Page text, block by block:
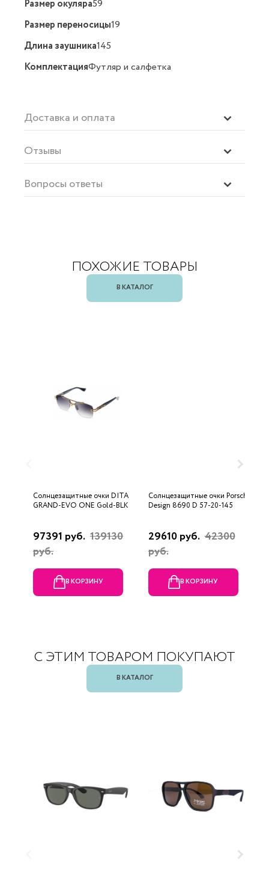
Размер окуляра59
Размер переносицы19
Длина заушника145
КомплектацияФутляр и салфетка
Доставка и оплата
Отзывы
Вопросы ответы
ПОХОЖИЕ ТОВАРЫ
В КАТАЛОГ
Солнцезащитные очки DITA
GRAND-EVO ONE Gold-BLK
97391 руб. 139130
руб.
В КОРЗИНУ
Солнцезащитные очки Porsche
Design 8690 D 57-20-145
29610 руб. 42300
руб.
В КОРЗИНУ
С ЭТИМ ТОВАРОМ ПОКУПАЮТ
В КАТАЛОГ